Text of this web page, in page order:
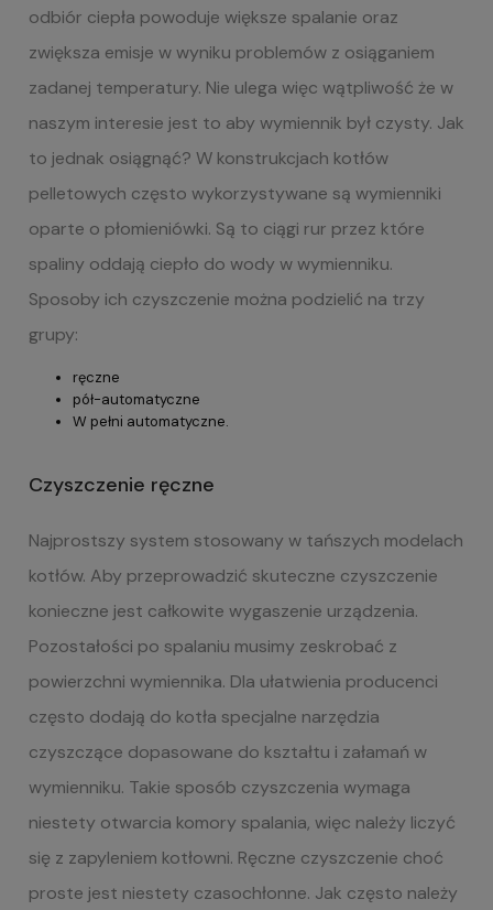
odbiór ciepła powoduje większe spalanie oraz
zwiększa emisje w wyniku problemów z osiąganiem
zadanej temperatury. Nie ulega więc wątpliwość że w
naszym interesie jest to aby wymiennik był czysty. Jak
to jednak osiągnąć? W konstrukcjach kotłów
pelletowych często wykorzystywane są wymienniki
oparte o płomieniówki. Są to ciągi rur przez które
spaliny oddają ciepło do wody w wymienniku.
Sposoby ich czyszczenie można podzielić na trzy
grupy:
ręczne
pół-automatyczne
W pełni automatyczne.
Czyszczenie ręczne
Najprostszy system stosowany w tańszych modelach
kotłów. Aby przeprowadzić skuteczne czyszczenie
konieczne jest całkowite wygaszenie urządzenia.
Pozostałości po spalaniu musimy zeskrobać z
powierzchni wymiennika. Dla ułatwienia producenci
często dodają do kotła specjalne narzędzia
czyszczące dopasowane do kształtu i załamań w
wymienniku. Takie sposób czyszczenia wymaga
niestety otwarcia komory spalania, więc należy liczyć
się z zapyleniem kotłowni. Ręczne czyszczenie choć
proste jest niestety czasochłonne. Jak często należy